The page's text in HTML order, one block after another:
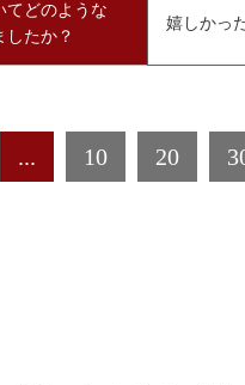
てどのような
したか？
嬉しかっ
... 10 20